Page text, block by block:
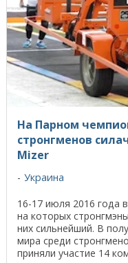
На Парном
стронгменов
Mizer
Украина
16-17 июля 2016 года
на которых
них сильнейший. В
мира среди
приняли участие 14